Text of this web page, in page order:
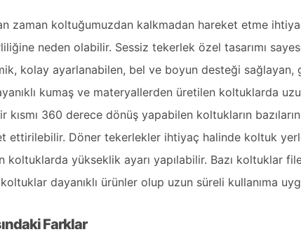
zaman koltuğumuzdan kalkmadan hareket etme
neden olabilir. Sessiz tekerlek özel tasarımı
kolay ayarlanabilen, bel ve boyun desteği
kumaş ve materyallerden üretilen koltuklarda
360 derece dönüş yapabilen koltukların
ettirilebilir. Döner tekerlekler ihtiyaç halinde koltuk
koltuklarda yükseklik ayarı yapılabilir. Bazı koltuklar
dayanıklı ürünler olup uzun süreli kullanıma
Farklar